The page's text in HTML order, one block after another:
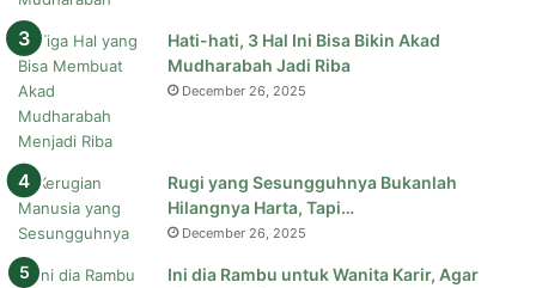
Hati-hati, 3 Hal Ini Bisa Bikin Akad
Mudharabah Jadi Riba
December 26, 2025
Rugi yang Sesungguhnya Bukanlah
Hilangnya Harta, Tapi…
December 26, 2025
Ini dia Rambu untuk Wanita Karir, Agar